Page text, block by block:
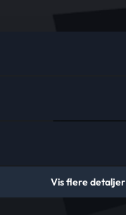
Vis flere detaljer